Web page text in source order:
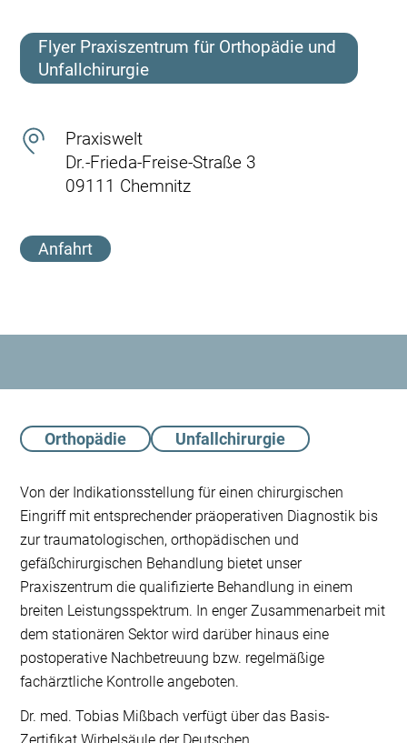
Flyer Praxiszentrum für Orthopädie und
Unfallchirurgie
Praxiswelt
Dr.-Frieda-Freise-Straße 3
09111 Chemnitz
Anfahrt
Orthopädie Unfallchirurgie
Von der Indikationsstellung für einen chirurgischen
Eingriff mit entsprechender präoperativen Diagnostik bis
zur traumatologischen, orthopädischen und
gefäßchirurgischen Behandlung bietet unser
Praxiszentrum die qualifizierte Behandlung in einem
breiten Leistungsspektrum. In enger Zusammenarbeit mit
dem stationären Sektor wird darüber hinaus eine
postoperative Nachbetreuung bzw. regelmäßige
fachärztliche Kontrolle angeboten.
Dr. med. Tobias Mißbach verfügt über das Basis-
Zertifikat Wirbelsäule der Deutschen